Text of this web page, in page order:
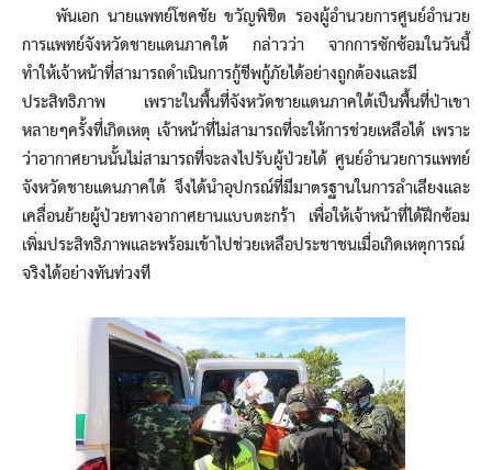
พันเอก นายแพทย์โชคชัย ขวัญพิชิต รองผู้อำนวยการศูนย์อำนวย
การแพทย์จังหวัดชายแดนภาคใต้ กล่าวว่า จากการซักซ้อมในวันนี้
ทำให้เจ้าหน้าที่สามารถดำเนินการกู้ชีพกู้ภัยได้อย่างถูกต้องและมี
ประสิทธิภาพ เพราะในพื้นที่จังหวัดชายแดนภาคใต้เป็นพื้นที่ป่าเขา
หลายๆครั้งที่เกิดเหตุ เจ้าหน้าที่ไม่สามารถที่จะให้การช่วยเหลือได้ เพราะ
ว่าอากาศยานนั้นไม่สามารถที่จะลงไปรับผู้ป่วยได้ ศูนย์อำนวยการแพทย์
จังหวัดชายแดนภาคใต้ จึงได้นำอุปกรณ์ที่มีมาตรฐานในการลำเลียงและ
เคลื่อนย้ายผู้ป่วยทางอากาศยานแบบตะกร้า เพื่อให้เจ้าหน้าที่ได้ฝึกซ้อม
เพิ่มประสิทธิภาพและพร้อมเข้าไปช่วยเหลือประชาชนเมื่อเกิดเหตุการณ์
จริงได้อย่างทันท่วงที